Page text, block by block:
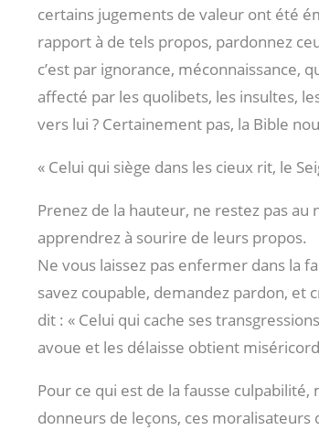
certains jugements de valeur ont été
rapport à de tels propos, pardonnez
c’est par ignorance, méconnaissance,
affecté par les quolibets, les insultes,
vers lui ? Certainement pas, la Bible
« Celui qui siège dans les cieux rit, le
Prenez de la hauteur, ne restez pas
apprendrez à sourire de leurs propos.
Ne vous laissez pas enfermer dans la
savez coupable, demandez pardon, et
dit : « Celui qui cache ses
avoue et les délaisse obtient
Pour ce qui est de la fausse
donneurs de leçons, ces